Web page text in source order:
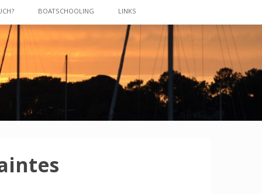
BOATSCHOOLING LINKS